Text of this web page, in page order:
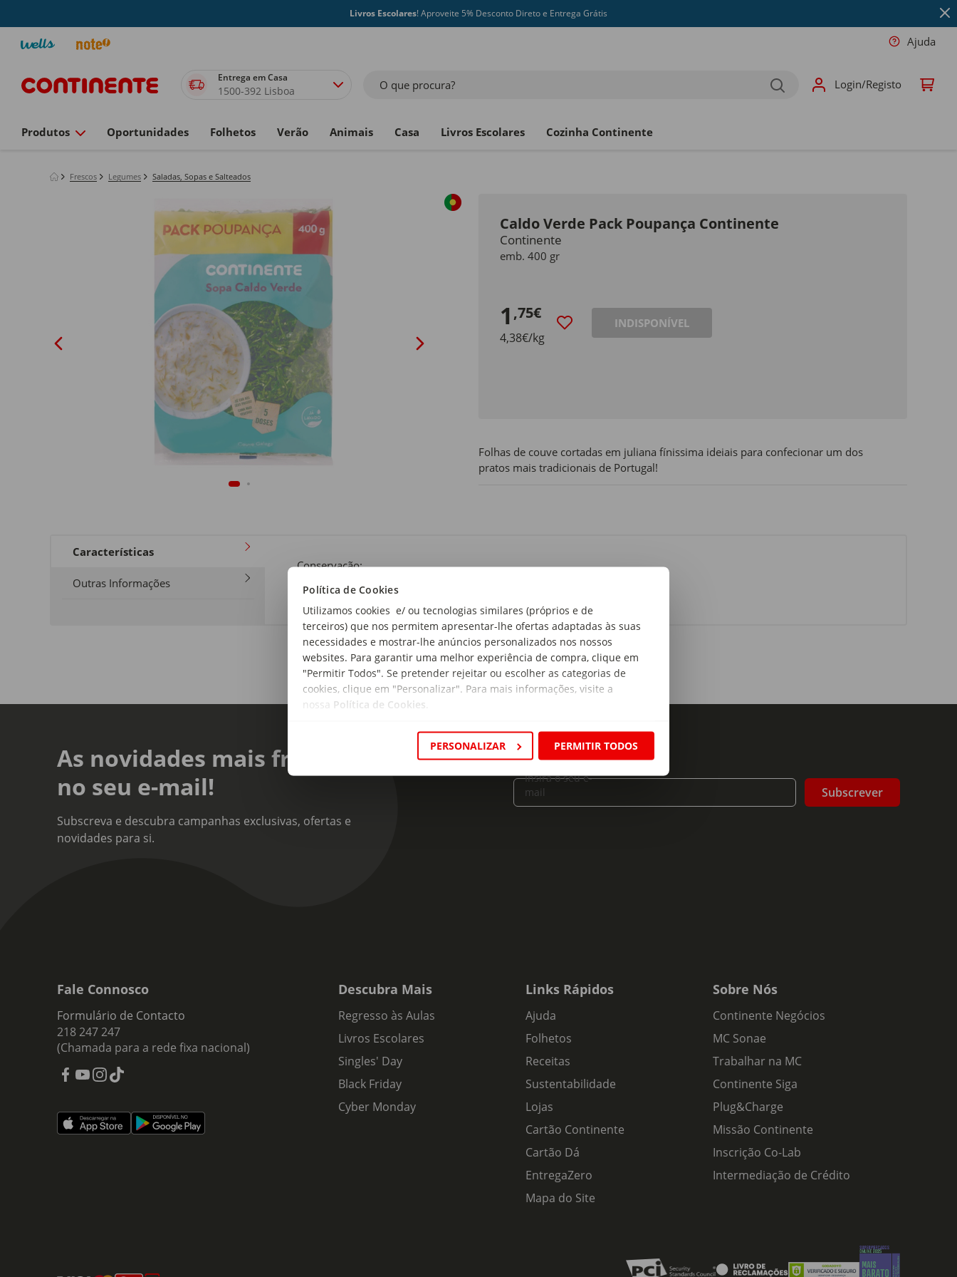
Política de Cookies
Utilizamos cookies e/ ou tecnologias similares (próprios e de
terceiros) que nos permitem apresentar-lhe ofertas adaptadas às suas
necessidades e mostrar-lhe anúncios personalizados nos nossos
websites. Para garantir uma melhor experiência de compra, clique em
"Permitir Todos". Se pretender rejeitar ou escolher as categorias de
cookies, clique em "Personalizar". Para mais informações, visite a
nossa Política de Cookies
PERSONALIZAR PERMITIR TODOS
Livros Escolares! Aproveite 5% Desconto Direto e Entrega Grátis
Ajuda
Entrega em Casa
1500-392 Lisboa O que procura? Login/Registo
Produtos Oportunidades Folhetos Verão Animais Casa Livros Escolares Cozinha Continente
Frescos Legumes Saladas, Sopas e Salteados
Caldo Verde Pack Poupança Continente
Continente
emb. 400 gr
1 ,75€
4,38€/kg
INDISPONÍVEL
Folhas de couve cortadas em juliana fínissima ideiais para confecionar um dos
pratos mais tradicionais de Portugal!
Características
Outras Informações
Conservação:
As novidades mais frescas
no seu e-mail!
Subscreva e descubra campanhas exclusivas, ofertas e
novidades para si.
Insira o seu e-
mail
Subscrever
Fale Connosco
Formulário de Contacto
218 247 247
(Chamada para a rede fixa nacional)
Descubra Mais
Regresso às Aulas
Livros Escolares
Singles' Day
Black Friday
Cyber Monday
Links Rápidos
Ajuda
Folhetos
Receitas
Sustentabilidade
Lojas
Cartão Continente
Cartão Dá
EntregaZero
Mapa do Site
Sobre Nós
Continente Negócios
MC Sonae
Trabalhar na MC
Continente Siga
Plug&Charge
Missão Continente
Inscrição Co-Lab
Intermediação de Crédito